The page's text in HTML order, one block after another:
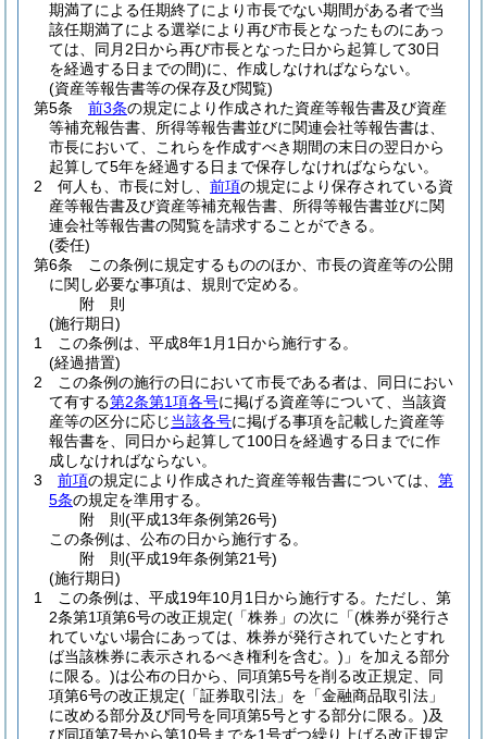
期満了による任期終了により市長でない期間がある者で当
該任期満了による選挙により再び市長となったものにあっ
ては、同月2日から再び市長となった日から起算して30日
を経過する日までの間)に、作成しなければならない。
(資産等報告書等の保存及び閲覧)
第5条
前3条の規定により作成された資産等報告書及び資産
等補充報告書、所得等報告書並びに関連会社等報告書は、
市長において、これらを作成すべき期間の末日の翌日から
起算して5年を経過する日まで保存しなければならない。
2
何人も、市長に対し、 前項の規定により保存されている資
産等報告書及び資産等補充報告書、所得等報告書並びに関
連会社等報告書の閲覧を請求することができる。
(委任)
第6条
この条例に規定するもののほか、市長の資産等の公開
に関し必要な事項は、規則で定める。
附 則
(施行期日)
1
この条例は、平成8年1月1日から施行する。
(経過措置)
2
この条例の施行の日において市長である者は、同日におい
て有する第2条第1項各号に掲げる資産等について、当該資
産等の区分に応じ当該各号に掲げる事項を記載した資産等
報告書を、同日から起算して100日を経過する日までに作
成しなければならない。
3
前項の規定により作成された資産等報告書については、 第
5条の規定を準用する。
附 則(平成13年条例第26号)
この条例は、公布の日から施行する。
附 則(平成19年条例第21号)
(施行期日)
1
この条例は、平成19年10月1日から施行する。 ただし、第
2条第1項第6号の改正規定(「株券」の次に「(株券が発行さ
れていない場合にあっては、株券が発行されていたとすれ
ば当該株券に表示されるべき権利を含む。) 」を加える部分
に限る。)は公布の日から、同項第5号を削る改正規定、同
項第6号の改正規定(「証券取引法」を「金融商品取引法」
に改める部分及び同号を同項第5号とする部分に限る。)及
び同項第7号から第10号までを1号ずつ繰り上げる改正規定